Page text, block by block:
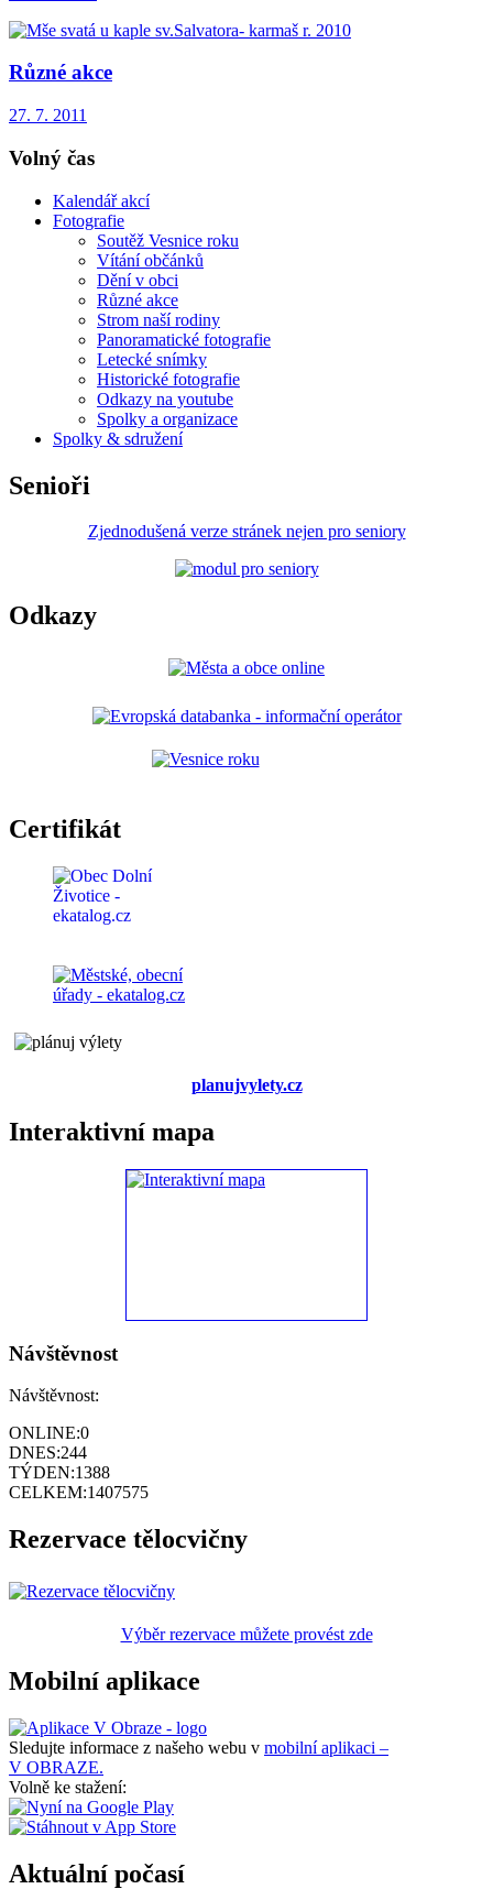
Různé akce
27. 7. 2011
Volný čas
Kalendář akcí
Fotografie
Soutěž Vesnice roku
Vítání občánků
Dění v obci
Různé akce
Strom naší rodiny
Panoramatické fotografie
Letecké snímky
Historické fotografie
Odkazy na youtube
Spolky a organizace
Spolky & sdružení
Senioři
Zjednodušená verze stránek nejen pro seniory
Odkazy
Certifikát
planujvylety.cz
Interaktivní mapa
Návštěvnost
Návštěvnost:
ONLINE:0
DNES:244
TÝDEN:1388
CELKEM:1407575
Rezervace tělocvičny
Výběr rezervace můžete provést zde
Mobilní aplikace
Sledujte informace z našeho webu v mobilní aplikaci –
V OBRAZE.
Volně ke stažení:
Aktuální počasí